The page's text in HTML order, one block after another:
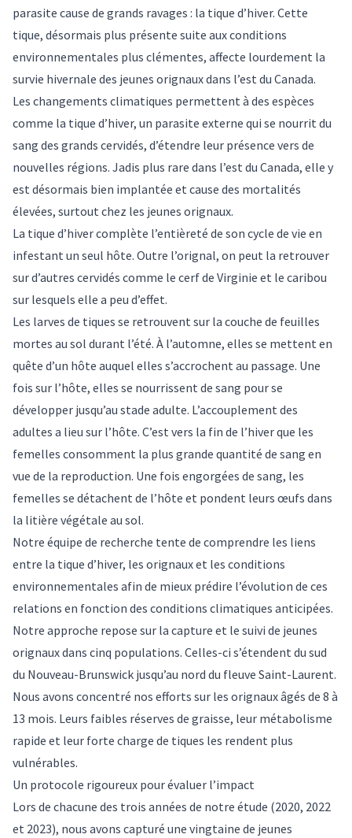
parasite cause de grands ravages : la tique d’hiver. Cette
tique, désormais plus présente suite aux conditions
environnementales plus clémentes, affecte lourdement la
survie hivernale des jeunes orignaux dans l’est du Canada.
Les changements climatiques permettent à des espèces
comme la tique d’hiver, un parasite externe qui se nourrit du
sang des grands cervidés, d’étendre leur présence vers de
nouvelles régions. Jadis plus rare dans l’est du Canada, elle y
est désormais bien implantée et cause des mortalités
élevées, surtout chez les jeunes orignaux.
La tique d’hiver complète l’entièreté de son cycle de vie en
infestant un seul hôte. Outre l’orignal, on peut la retrouver
sur d’autres cervidés comme le cerf de Virginie et le caribou
sur lesquels elle a peu d’effet.
Les larves de tiques se retrouvent sur la couche de feuilles
mortes au sol durant l’été. À l’automne, elles se mettent en
quête d’un hôte auquel elles s’accrochent au passage. Une
fois sur l’hôte, elles se nourrissent de sang pour se
développer jusqu’au stade adulte. L’accouplement des
adultes a lieu sur l’hôte. C’est vers la fin de l’hiver que les
femelles consomment la plus grande quantité de sang en
vue de la reproduction. Une fois engorgées de sang, les
femelles se détachent de l’hôte et pondent leurs œufs dans
la litière végétale au sol.
Notre équipe de recherche tente de comprendre les liens
entre la tique d’hiver, les orignaux et les conditions
environnementales afin de mieux prédire l’évolution de ces
relations en fonction des conditions climatiques anticipées.
Notre approche repose sur la capture et le suivi de jeunes
orignaux dans cinq populations. Celles-ci s’étendent du sud
du Nouveau-Brunswick jusqu’au nord du fleuve Saint-Laurent.
Nous avons concentré nos efforts sur les orignaux âgés de 8 à
13 mois. Leurs faibles réserves de graisse, leur métabolisme
rapide et leur forte charge de tiques les rendent plus
vulnérables.
Un protocole rigoureux pour évaluer l’impact
Lors de chacune des trois années de notre étude (2020, 2022
et 2023), nous avons capturé une vingtaine de jeunes